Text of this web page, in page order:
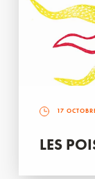
17
LES